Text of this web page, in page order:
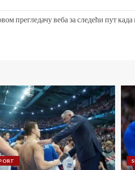
прегледачу веба за следећи пут